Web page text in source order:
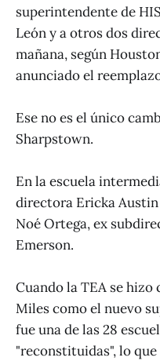
superintendente de
León y a otros dos
mañana, según
anunciado el
Ese no es el único
Sharpstown.
En la escuela
directora Ericka
Noé Ortega, ex
Emerson.
Cuando la TEA se hizo
Miles como el nuevo
fue una de las 28
"reconstituidas", lo